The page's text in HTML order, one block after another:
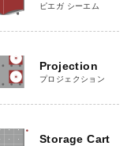
ピエガ シーエム
Projection
プロジェクション
Storage Cart